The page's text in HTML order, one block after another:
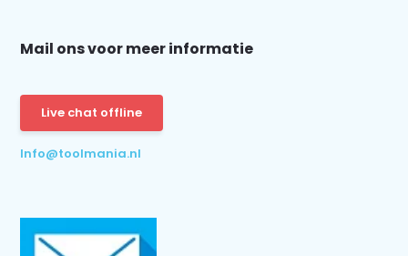
Mail ons voor meer informatie
Live chat offline
Info@toolmania.nl